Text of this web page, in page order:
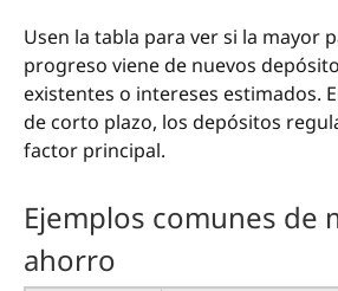
Usen la tabla para ver si la mayor
progreso viene de nuevos
existentes o intereses estimados.
de corto plazo, los depósitos
factor principal.
Ejemplos comunes de
ahorro